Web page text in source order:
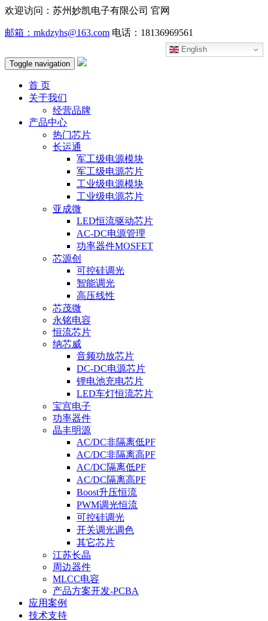
欢迎访问：苏州妙凯电子有限公司 官网
邮箱：mkdzyhs@163.com 电话：18136969561
English
Toggle navigation
首 页
关于我们
经营品牌
产品中心
热门芯片
长运通
军工级电源模块
军工级电源芯片
工业级电源模块
工业级电源芯片
亚成微
LED恒流驱动芯片
AC-DC电源管理
功率器件MOSFET
芯源创
可控硅调光
智能调光
高压线性
芯茂微
永铭电容
恒流芯片
纳芯威
音频功放芯片
DC-DC电源芯片
锂电池充电芯片
LED车灯恒流芯片
宝宫电子
功率器件
晶丰明源
AC/DC非隔离低PF
AC/DC非隔离高PF
AC/DC隔离低PF
AC/DC隔离高PF
Boost升压恒流
PWM调光恒流
可控硅调光
开关调光调色
其它芯片
江苏长晶
周边器件
MLCC电容
产品方案开发-PCBA
应用案例
技术支持